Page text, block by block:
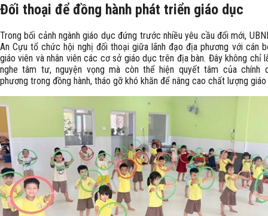
Đối thoại để đồng hành phát triển giáo dục
Trong bối cảnh ngành giáo dục đứng trước nhiều yêu cầu đổi mới,
An Cựu tổ chức hội nghị đối thoại giữa lãnh đạo địa phương với cán
giáo viên và nhân viên các cơ sở giáo dục trên địa bàn. Đây không chỉ
nghe tâm tư, nguyện vọng mà còn thể hiện quyết tâm của chính
phương trong đồng hành, tháo gỡ khó khăn để nâng cao chất lượng